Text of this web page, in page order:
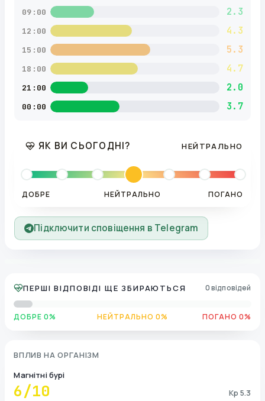
09:00 2.3
12:00 4.3
15:00 5.3
18:00 4.7
21:00 2.0
00:00 3.7
ЯК ВИ СЬОГОДНІ? НЕЙТРАЛЬНО
ДОБРЕ НЕЙТРАЛЬНО ПОГАНО
Підключити сповіщення в Telegram
ПЕРШІ ВІДПОВІДІ ЩЕ ЗБИРАЮТЬСЯ 0 відповідей
ДОБРЕ 0% НЕЙТРАЛЬНО 0% ПОГАНО 0%
ВПЛИВ НА ОРГАНІЗМ
Магнітні бурі
6/10 Kp 5.3